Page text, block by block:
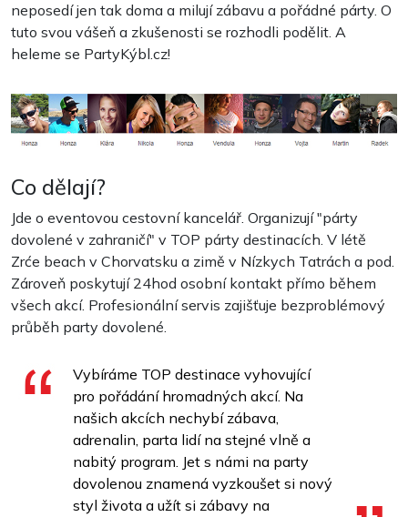
neposedí jen tak doma a milují zábavu a pořádné párty. O
tuto svou vášeň a zkušenosti se rozhodli podělit. A
heleme se PartyKýbl.cz!
Co dělají?
Jde o eventovou cestovní kancelář. Organizují "párty
dovolené v zahraničí" v TOP párty destinacích. V létě
Zrće beach v Chorvatsku a zimě v Nízkych Tatrách a pod.
Zároveň poskytují 24hod osobní kontakt přímo během
všech akcí. Profesionální servis zajišťuje bezproblémový
průběh party dovolené.
Vybíráme TOP destinace vyhovující
pro pořádání hromadných akcí. Na
našich akcích nechybí zábava,
adrenalin, parta lidí na stejné vlně a
nabitý program. Jet s námi na party
dovolenou znamená vyzkoušet si nový
styl života a užít si zábavy na